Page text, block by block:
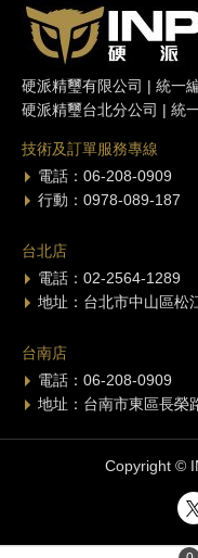
硬派精璽有限公司 | 統一
硬派精璽台北分公司 | 統
技術及訂單服務專線
電話：06-208-0909
行動：0978-089-187
台北店
電話：02-2564-1289
地址：台北市中山區松
台南店
電話：06-208-0909
地址：台南市東區長榮
Copyright ©